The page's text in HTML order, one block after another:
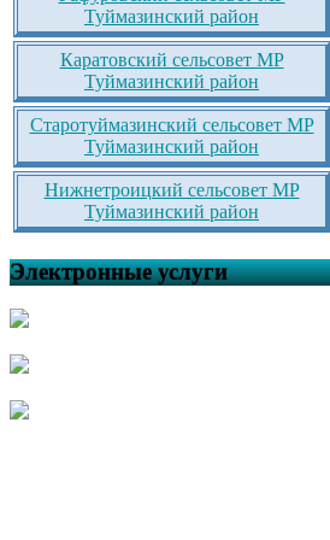
Туймазинский район
Каратовский сельсовет МР
Туймазинский район
Старотуймазинский сельсовет МР
Туймазинский район
Нижнетроицкий сельсовет МР
Туймазинский район
Электронные услуги